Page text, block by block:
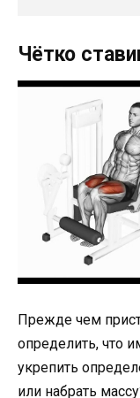
Чётко
Прежде чем
определить, что
укрепить
или набрать